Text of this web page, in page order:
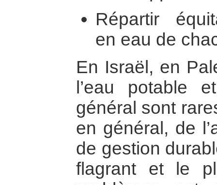
Répartir
en eau de
En Israël, en
l’eau potable
général sont
en général, de
de gestion
flagrant et le